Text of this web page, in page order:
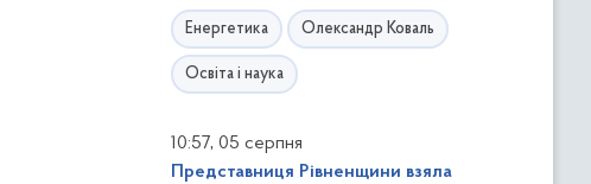
Енергетика Олександр Коваль
Освіта і наука
10:57, 05 серпня
Представниця Рівненщини взяла